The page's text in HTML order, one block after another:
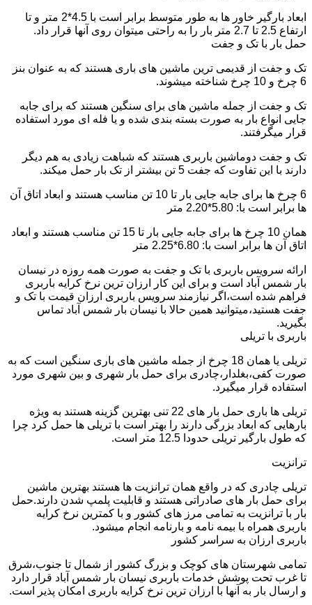
ابعاد بارگیر خاور ها به طور متوسط برابر است با 4.5*2 متر و تا
ارتفاع 2.5 تا 2.7 متر بار را به راحتی میتوان روی آنها قرار داد.
حمل بار با تک و جفت
تک و جفت از قدیمی ترین ماشین های باری هستند که به عنوان بنز
6 چرخ و 10 چرخ شناخته میشوند.
تک و جفت از جمله ماشین های برای سنگین هستند که برای جابه
جایی انواع بار به صورت بسته بندی شده و یا فله ای مورد استفاده
قرار میگرفتند.
تک و جفت دوماشین باربری هستند که شباهت زیادی به هم دیگر
دارند با این تفاوت که جفت 5 تن بیشتر از تک بار حمل میکند.
6 چرخ ها برای جابه جایی بار تا 10 تن مناسب هستند و ابعاد اتاق آن
ها برابر است با: 5.80*2.20 متر
همان 10 چرخ ها برای جابه جایی بار تا 15 تن مناسب هستند و ابعاد
اتاق آن ها برابر است با: 6.80*2.25 متر
ارائه سرویس باربری با تک و جفت به صورت همه روزه در نیسان
بار شمس آباد است و برای این کار ارزان ترین نرخ کرایه باربری
فراهم شده است،اگر نیازمند سرویس باربری ارزان قیمت با تک و
جفت هستید،میتوانید همین حالا با نیسان بار شمس آباد تماس
بگیرید.
باربری با تریلی
تریلی یا همان 18 چرخ از جمله ماشین های باری سنگین است که به
صورت کفی،بغلدار،چادری برای حمل بار شهری و بین شهری مورد
استفاده قرار میگیرد.
تریلی ها باری حمل بار های 22 تنی بهترین گزینه هستند به ویژه
بارهایی که ابعاد بزرگی دارند را بهتر است با تریلی ها حمل کرد چرا
که طول بارگیر تریلی حدودا 12.5 متر است.
ترانزیت
تریلی چادری که در واقع همان ترانزیت ها هستند بهترین ماشین
برای حمل بار های صادراتی هستند و قابلیت پلمپ شدن دارند.حمل
بار با ترانزیت به تمامی مرز های کشور و با کمترین نرخ کرایه
باربری همراه با بیمه نامه و بارنامه انجام میشود.
باربری ارزان به سراسر کشور
تمامی شهرستان های کوچک و بزرگ کشور از شمال تا جنوب،شرق
تا غرب تحت پوشش خدمات باربری نیسان بار شمس آباد قرار دارد
و ارسال بار به آنها با ارزان ترین نرخ کرایه باربری امکان پذیر است.